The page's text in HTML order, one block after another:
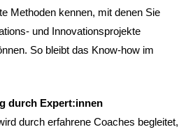
Methoden kennen, mit denen Sie
und Innovationsprojekte
So bleibt das Know-how im
durch Expert:innen
durch erfahrene Coaches begleitet,